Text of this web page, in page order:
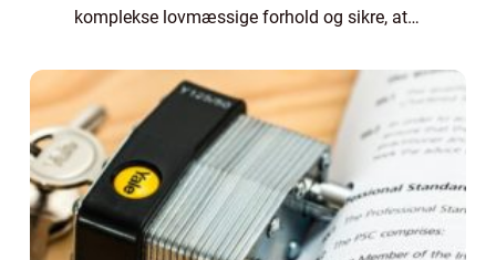
komplekse lovmæssige forhold og sikre, at
I denne artikel vil vi udforske betydning...